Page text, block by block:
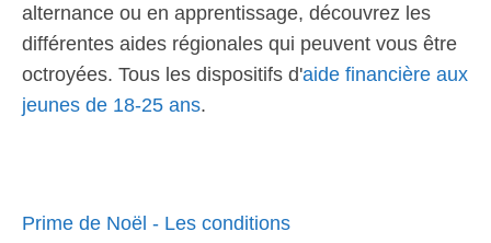
alternance ou en apprentissage, découvrez les
différentes aides régionales qui peuvent vous être
octroyées. Tous les dispositifs d'aide financière aux
jeunes de 18-25 ans.
Prime de Noël - Les conditions